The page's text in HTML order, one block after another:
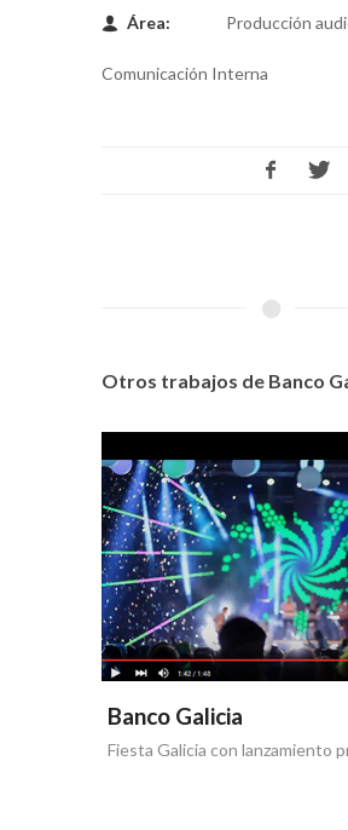
Área:
Producción
Comunicación Interna
Otros trabajos de Banco
Banco Galicia
Fiesta Galicia con lanzamiento